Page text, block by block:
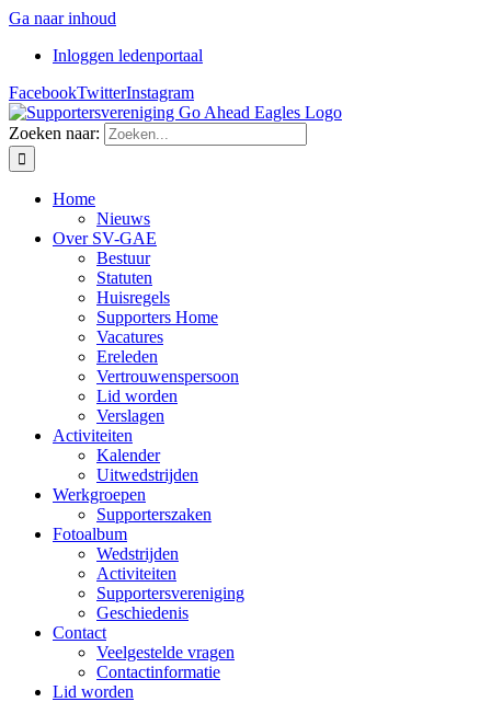
Ga naar inhoud
Inloggen ledenportaal
FacebookTwitterInstagram
Zoeken naar:
Home
Nieuws
Over SV-GAE
Bestuur
Statuten
Huisregels
Supporters Home
Vacatures
Ereleden
Vertrouwenspersoon
Lid worden
Verslagen
Activiteiten
Kalender
Uitwedstrijden
Werkgroepen
Supporterszaken
Fotoalbum
Wedstrijden
Activiteiten
Supportersvereniging
Geschiedenis
Contact
Veelgestelde vragen
Contactinformatie
Lid worden